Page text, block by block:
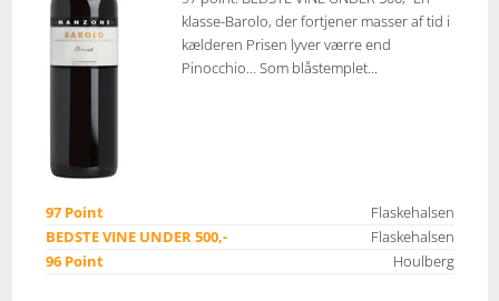
klasse-Barolo, der fortjener masser af tid i
kælderen Prisen lyver værre end
Pinocchio… Som blåstemplet...
97 Point
Flaskehalsen
BEDSTE VINE UNDER 500,-
Flaskehalsen
96 Point
Houlberg